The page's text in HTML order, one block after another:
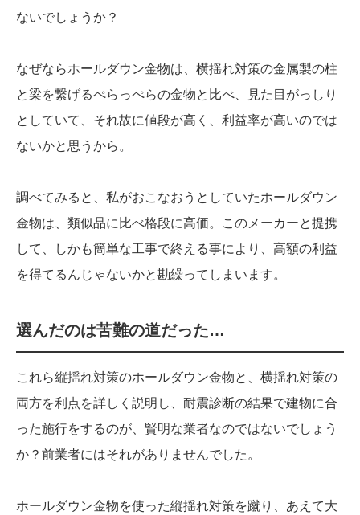
ないでしょうか？
なぜならホールダウン金物は、横揺れ対策の金属製の柱
と梁を繋げるぺらっぺらの金物と比べ、見た目がっしり
としていて、それ故に値段が高く、利益率が高いのでは
ないかと思うから。
調べてみると、私がおこなおうとしていたホールダウン
金物は、類似品に比べ格段に高価。このメーカーと提携
して、しかも簡単な工事で終える事により、高額の利益
を得てるんじゃないかと勘繰ってしまいます。
選んだのは苦難の道だった…
これら縦揺れ対策のホールダウン金物と、横揺れ対策の
両方を利点を詳しく説明し、耐震診断の結果で建物に合
った施行をするのが、賢明な業者なのではないでしょう
か？前業者にはそれがありませんでした。
ホールダウン金物を使った縦揺れ対策を蹴り、あえて大